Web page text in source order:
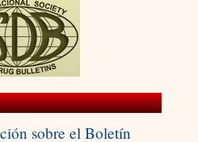
sobre el Boletín